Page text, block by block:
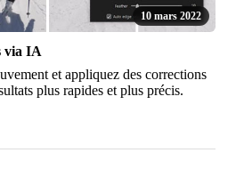
10 mars 2022
via IA
et appliquez des corrections
plus rapides et plus précis.